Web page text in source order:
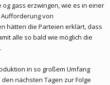
gass erzwingen, wie es in einer
von
hätten die Parteien erklärt, dass
alle so bald wie möglich die
in so großem Umfang
nächsten Tagen zur Folge